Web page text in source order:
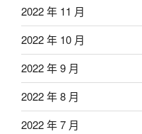
2022 年 11 月
2022 年 10 月
2022 年 9 月
2022 年 8 月
2022 年 7 月